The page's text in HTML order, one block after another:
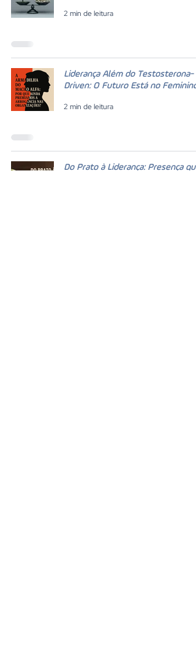
2 min de leitura
Liderança Além do Testosterona-
Driven: O Futuro Está no Feminino
2 min de leitura
Do Prato à Liderança: Presença que